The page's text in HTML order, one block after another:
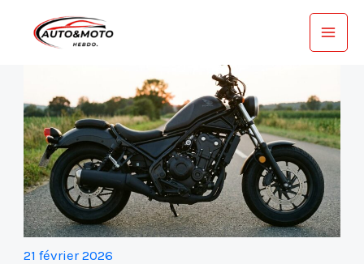
21 février 2026